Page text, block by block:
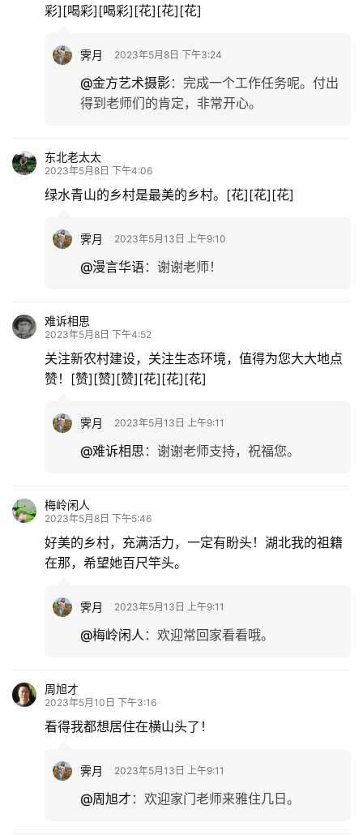
彩][喝彩][喝彩][花][花][花]
霁月 2023年5月8日 下午3:24
@金方艺术摄影： 完成一个工作任务呢。付出
得到老师们的肯定，非常开心。
东北老太太
2023年5月8日 下午4:06
绿水青山的乡村是最美的乡村。[花][花][花]
霁月 2023年5月13日 上午9:10
@漫言华语： 谢谢老师！
难诉相思
2023年5月8日 下午4:52
关注新农村建设，关注生态环境，值得为您大大地点
赞！[赞][赞][赞][花][花][花]
霁月 2023年5月13日 上午9:11
@难诉相思 ： 谢谢老师支持，祝福您。
梅岭闲人
2023年5月8日 下午5:46
好美的乡村，充满活力，一定有盼头！湖北我的祖籍
在那，希望她百尺竿头。
霁月 2023年5月13日 上午9:11
@梅岭闲人 ： 欢迎常回家看看哦。
周旭才
2023年5月10日 下午3:16
看得我都想居住在横山头了！
霁月 2023年5月13日 上午9:11
@周旭才 ： 欢迎家门老师来雅住几日。